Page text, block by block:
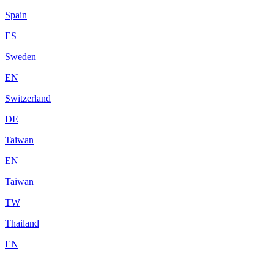
Spain
ES
Sweden
EN
Switzerland
DE
Taiwan
EN
Taiwan
TW
Thailand
EN